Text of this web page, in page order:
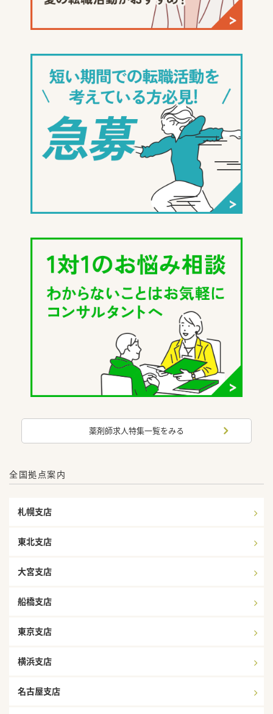
薬剤師求人特集一覧をみる
全国拠点案内
札幌支店
東北支店
大宮支店
船橋支店
東京支店
横浜支店
名古屋支店